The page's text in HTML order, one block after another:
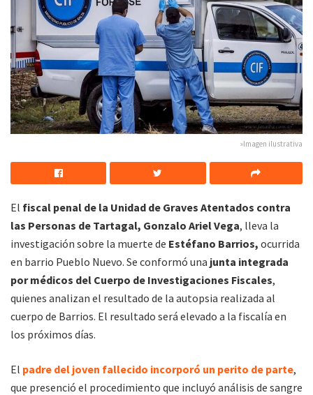
»Imagen ilustrativa
El fiscal penal de la Unidad de Graves Atentados contra
las Personas de Tartagal, Gonzalo Ariel Vega, lleva la
investigación sobre la muerte de Estéfano Barrios, ocurrida
en barrio Pueblo Nuevo. Se conformó una junta integrada
por médicos del Cuerpo de Investigaciones Fiscales,
quienes analizan el resultado de la autopsia realizada al
cuerpo de Barrios. El resultado será elevado a la fiscalía en
los próximos días.
El padre del joven fallecido incorporó un perito de parte,
que presenció el procedimiento que incluyó análisis de sangre